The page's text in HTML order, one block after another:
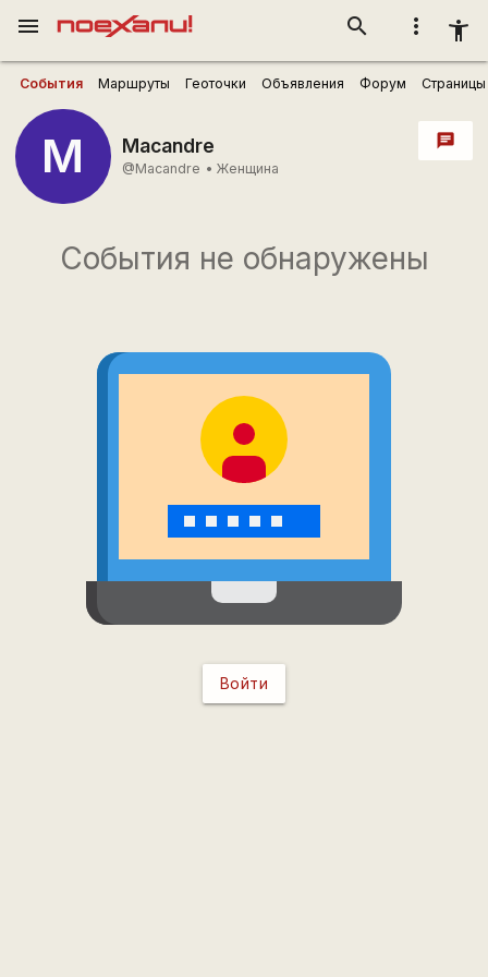
more_vert accessibility_new
search
menu
События Маршруты Геоточки Объявления Форум Страницы
M Macandre
@Macandre • Женщина
chat
События не обнаружены
Войти